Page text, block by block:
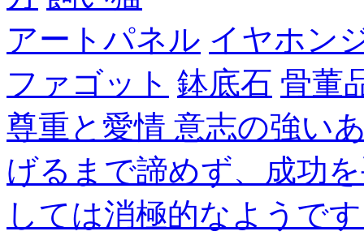
アートパネル イヤホン
ファゴット 鉢底石 骨董
尊重と愛情 意志の強い
げるまで諦めず、成功
しては消極的なようで